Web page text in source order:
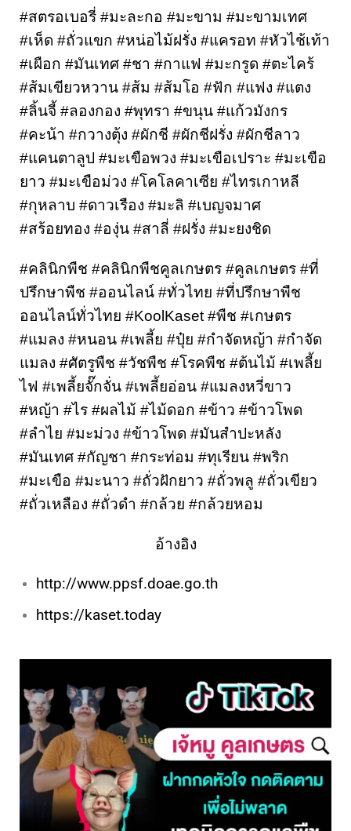
#สตรอเบอรี่ #มะละกอ #มะขาม #มะขามเทศ
#เห็ด #ถั่วแขก #หน่อไม้ฝรั่ง #แครอท #หัวไช้เท้า
#เผือก #มันเทศ #ชา #กาแฟ #มะกรูด #ตะไคร้
#ส้มเขียวหวาน #ส้ม #ส้มโอ #ฟัก #แฟง #แตง
#ลิ้นจี้ #ลองกอง #พุทรา #ขนุน #แก้วมังกร
#คะน้า #กวางตุ้ง #ผักชี #ผักชีฝรั่ง #ผักชีลาว
#แคนตาลูป #มะเขือพวง #มะเขือเปราะ #มะเขือ
ยาว #มะเขือม่วง #โคโลคาเซีย #ไทรเกาหลี
#กุหลาบ #ดาวเรือง #มะลิ #เบญจมาศ
#สร้อยทอง #องุ่น #สาลี่ #ฝรั่ง #มะยงชิด
#คลินิกพืช #คลินิกพืชคูลเกษตร #คูลเกษตร #ที่
ปรึกษาพืช #ออนไลน์ #ทั่วไทย #ที่ปรึกษาพืช
ออนไลน์ทั่วไทย #KoolKaset #พืช #เกษตร
#แมลง #หนอน #เพลี้ย #ปุ๋ย #กำจัดหญ้า #กำจัด
แมลง #ศัตรูพืช #วัชพืช #โรคพืช #ต้นไม้ #เพลี้ย
ไฟ #เพลี้ยจั๊กจั่น #เพลี้ยอ่อน #แมลงหวี่ขาว
#หญ้า #ไร #ผลไม้ #ไม้ดอก #ข้าว #ข้าวโพด
#ลำไย #มะม่วง #ข้าวโพด #มันสำปะหลัง
#มันเทศ #กัญชา #กระท่อม #ทุเรียน #พริก
#มะเขือ #มะนาว #ถั่วฝักยาว #ถั่วพลู #ถั่วเขียว
#ถั่วเหลือง #ถั่วดำ #กล้วย #กล้วยหอม
อ้างอิง
http://www.ppsf.doae.go.th
https://kaset.today